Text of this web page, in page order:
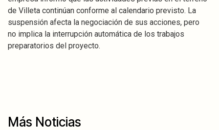
de Villeta continúan conforme al calendario previsto. La
suspensión afecta la negociación de sus acciones, pero
no implica la interrupción automática de los trabajos
preparatorios del proyecto.
Más Noticias